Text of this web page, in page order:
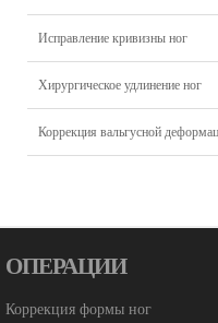
Исправление кривизны ног
Хирургическое удлинение ног
Коррекция вальгусной
ОПЕРАЦИИ
Коррекция формы ног